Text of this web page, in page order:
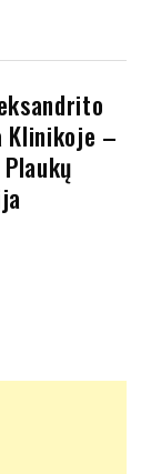
Klinikoje –